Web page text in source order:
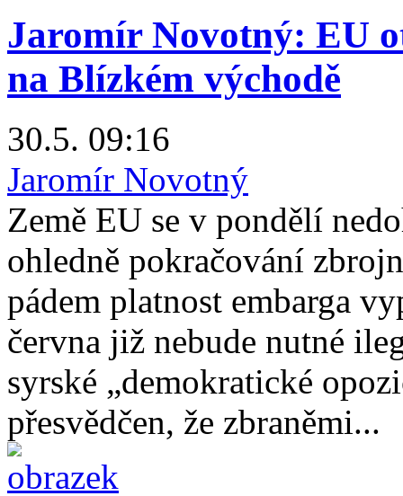
Jaromír Novotný: EU
na Blízkém východě
30.5. 09:16
Jaromír Novotný
Země EU se v pondělí
ohledně pokračování
pádem platnost embarga
června již nebude nutné
syrské „demokratické
přesvědčen, že zbraněmi...